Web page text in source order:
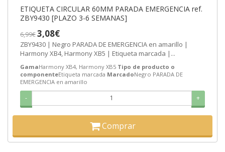
ETIQUETA CIRCULAR 60MM PARADA EMERGENCIA ref.
ZBY9430 [PLAZO 3-6 SEMANAS]
6,99€3,08€
ZBY9430 | Negro PARADA DE EMERGENCIA en amarillo |
Harmony XB4, Harmony XB5 | Etiqueta marcada |...
GamaHarmony XB4, Harmony XB5 Tipo de producto o
componenteEtiqueta marcada MarcadoNegro PARADA DE
EMERGENCIA en amarillo
- +
Comprar